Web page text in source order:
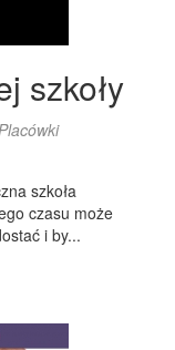
szkoły
szkoła
czasu może
i by...